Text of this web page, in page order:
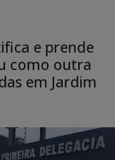
e prende
como outra
em Jardim